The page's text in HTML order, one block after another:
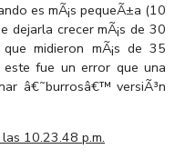
es mÃ¡s pequeÃ±a (10
dejarla crecer mÃ¡s de 30
midieron mÃ¡s de 35
fue un error que una
â€˜burrosâ€™ versiÃ³n